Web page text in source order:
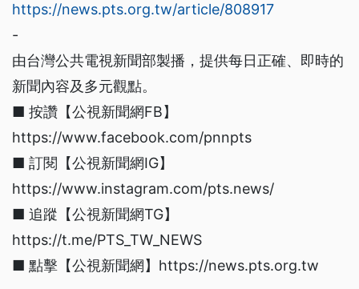
https://news.pts.org.tw/article/808917
-
由台灣公共電視新聞部製播，提供每日正確、即時的
新聞內容及多元觀點。
■ 按讚【公視新聞網FB】
https://www.facebook.com/pnnpts
■ 訂閱【公視新聞網IG】
https://www.instagram.com/pts.news/
■ 追蹤【公視新聞網TG】
https://t.me/PTS_TW_NEWS
■ 點擊【公視新聞網】https://news.pts.org.tw